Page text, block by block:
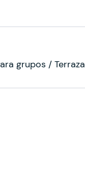
grupos / Terraza